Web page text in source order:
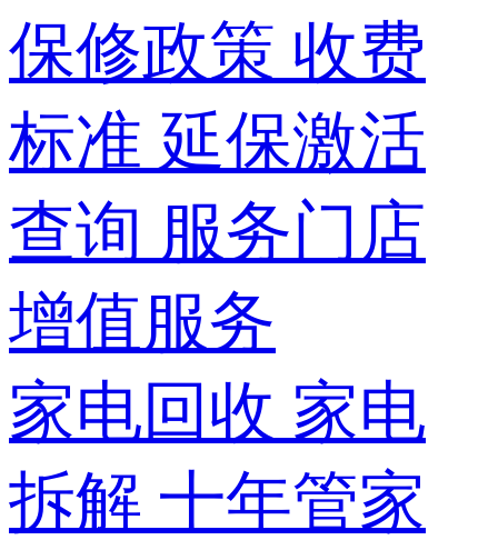
保修政策 收费
标准 延保激活
查询 服务门店
增值服务
家电回收 家电
拆解 十年管家